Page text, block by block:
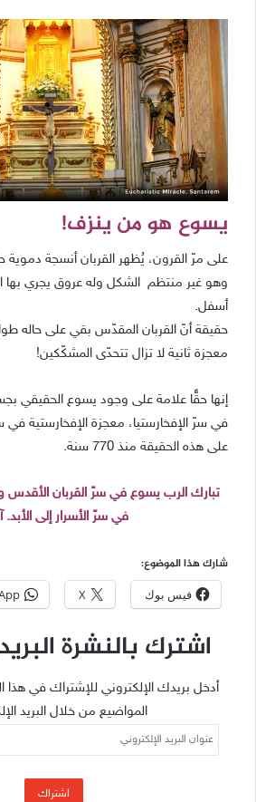
يسوع هو من ينزف!
على مرّ القرون، يُظهر القربان أنسجة
وهو غير منتظم الشكل وله عروق يجري بها
أسفل.
حقيقة أنّ القربان المقدّس بقي على حاله
معجزة ثانية لا تزال تتحدّى المشكّكين!
إنها حقًّا علامة على وجود يسوع الحقيقي
في سرّ الإفخارستيا، معجزة الإفخارستية في
على هذه الحقيقة منذ 770 سنة.
تبارك الرب يسوع في سرّ القربان الأقدس
في سرّ الأسرار إلى الأبد.
شارك هذا الموضوع:
فيس بوك X
اشترك بالنشرة
أدخل بريدك الإلكتروني للإشتراك في
المواضيع من خلال البريد
عنوان
البريد
اشتراك